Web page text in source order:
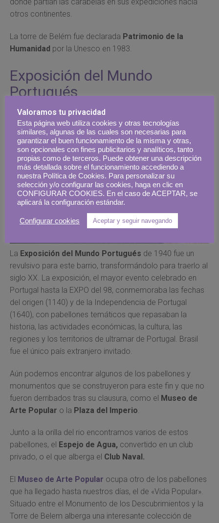
donde partían las carabelas en sus expediciones hacia
otros continentes.
La torre de Belém fue declarada Patrimonio de la
Humanidad por la Unesco en 1983.
Exposición del Mundo
Portugués
La Exposición del Mundo Portugués de 1940 fue un
revulsivo para este barrio, transformándolo para traerlo al
siglo XX. La exposición, el mayor evento celebrado en
Portugal hasta la EXPO del 98, conmemoraba las fechas
del origen (1140) y de la Independencia de Portugal
(1640), con pabellones temáticos que repasaban la
historia, las actividades económicas, la cultura, las
regiones y los territorios de ultramar de Portugal. Brasil
fue el único país extranjero invitado.
Aún podemos encontrar algunos de los pabellones y
monumentos que se construyeron para este fin y que no
fueron derribados tras su clausura, como el Museo de
Arte Popular o la Plaza del Imperio
Junto a la orilla del rio encontramos varios de estos
pabellones, el Espejo de Agua, convertido en un club
privado, o el que alberga el Club Naval.
El Museo de Arte Popular ocupa otro de los pabellones
que ha llegado hasta nuestros días, el de «Vida Popular».
Situado entre el Monumento de los Descubrimientos y la
Torre de Belem alberga una interesante colección de
Valoramos tu privacidad
Esta página web utiliza cookies y otras tecnologías
similares, algunas de las cuales son necesarias para
garantizar el buen funcionamiento de la misma y otras,
son opcionales con fines publicitarios y analíticos, tanto
propias como de terceros. Puede obtener una descripción
más detallada sobre el funcionamiento accediendo a
nuestra Política de Cookies. Para personalizar su
selección y/o configurar las cookies, haga en clic en
CONFIGURAR COOKIES. En el caso de ACEPTAR, se
aplicará la configuración estándar.
Configurar cookies Aceptar y seguir navegando